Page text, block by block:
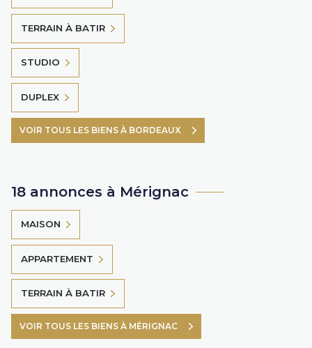
TERRAIN À BATIR
STUDIO
DUPLEX
VOIR TOUS LES BIENS À BORDEAUX
18 annonces à Mérignac
MAISON
APPARTEMENT
TERRAIN À BATIR
VOIR TOUS LES BIENS À MÉRIGNAC